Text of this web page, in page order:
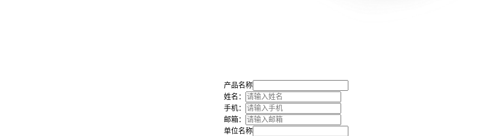
产品名称
姓名：
手机：
邮箱：
单位名称